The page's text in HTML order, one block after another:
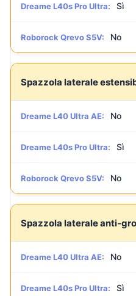
Dreame L40s Pro Ultra: Sì
Roborock Qrevo S5V: No
Spazzola laterale
Dreame L40 Ultra AE: No
Dreame L40s Pro Ultra: Sì
Roborock Qrevo S5V: No
Spazzola laterale anti-
Dreame L40 Ultra AE: No
Dreame L40s Pro Ultra: Sì